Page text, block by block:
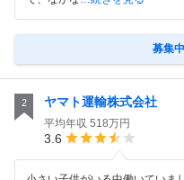
募集
2 ヤマト運輸株式会社
平均年収 518万円
3.6